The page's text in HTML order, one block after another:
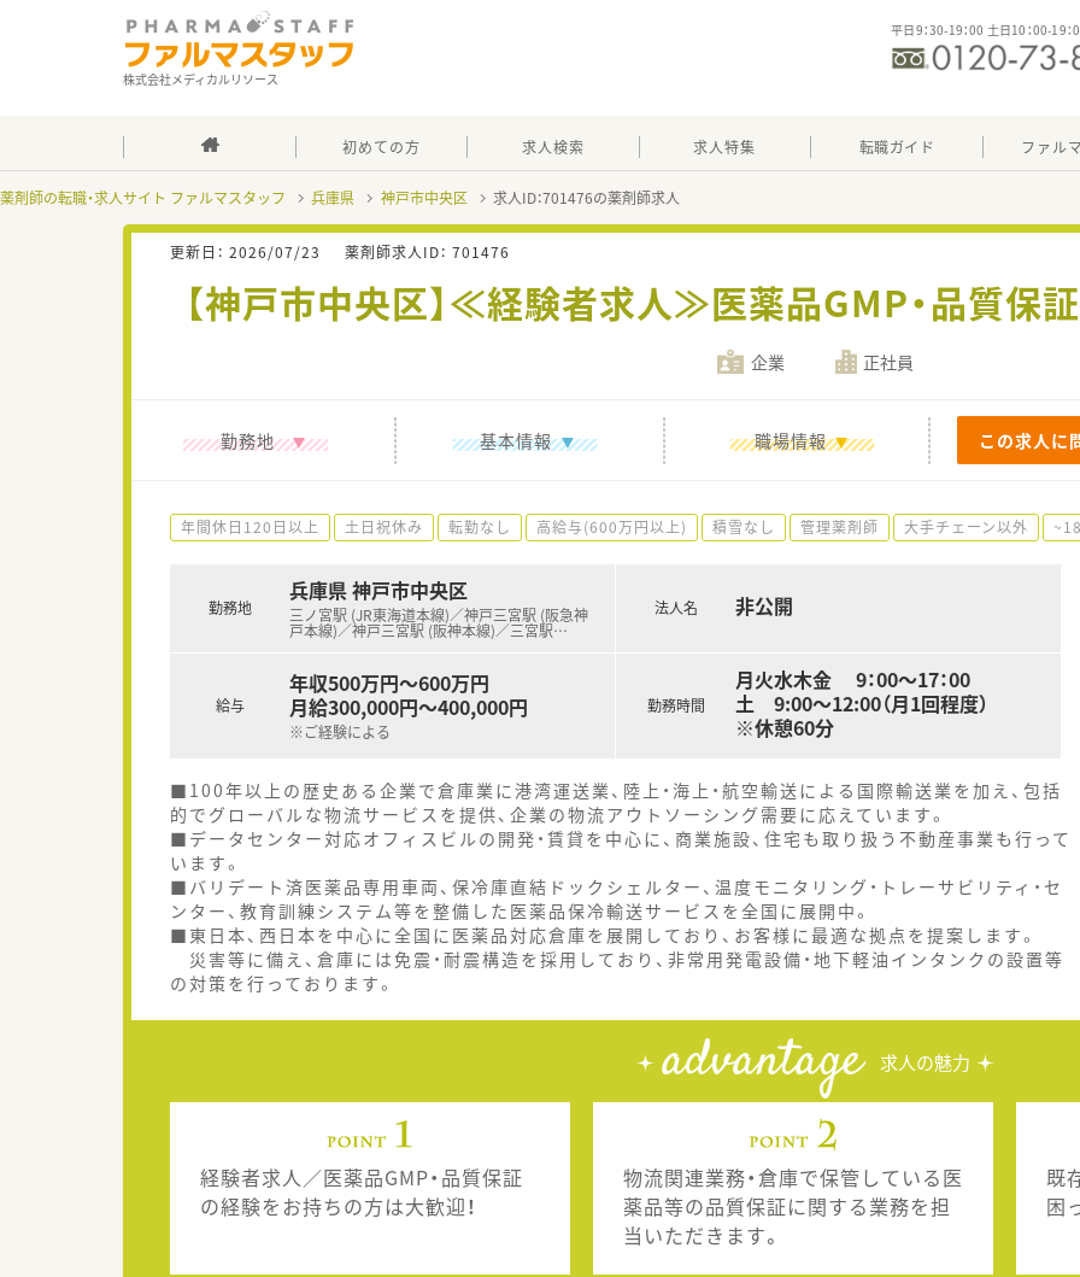
株式会社メディカルリソース
平日9：30-19：00 土日10：00-19
初めての方 求人検索 求人特集 転職ガイド ファル
薬剤師の転職・求人サイト ファルマスタッフ 兵庫県 神戸市中央区 求人ID：701476の薬剤師求人
更新日： 2026/07/23 薬剤師求人ID： 701476
【神戸市中央区】≪経験者求人≫医薬品GMP・品質保
企業 正社員
勤務地 基本情報 職場情報 この求人に
年間休日120日以上 土日祝休み 転勤なし 高給与(600万円以上) 積雪なし 管理薬剤師 大手チェーン以外
勤務地
兵庫県 神戸市中央区
三ノ宮駅 (JR東海道本線)／神戸三宮駅 (阪急神
戸本線)／神戸三宮駅 (阪神本線)／三宮駅…
給与
年収500万円～600万円
月給300,000円～400,000円
※ご経験による
法人名 非公開
勤務時間
月火水木金 9：00～17：00
土 9:00～12:00（月1回程度）
※休憩60分
■100年以上の歴史ある企業で倉庫業に港湾運送業、陸上・海上・航空輸送による国際輸送業を加え、包括
的でグローバルな物流サービスを提供、企業の物流アウトソーシング需要に応えています。
■データセンター対応オフィスビルの開発・賃貸を中心に、商業施設、住宅も取り扱う不動産事業も行って
います。
■バリデート済医薬品専用車両、保冷庫直結ドックシェルター、温度モニタリング・トレーサビリティ・セ
ンター、教育訓練システム等を整備した医薬品保冷輸送サービスを全国に展開中。
■東日本、西日本を中心に全国に医薬品対応倉庫を展開しており、お客様に最適な拠点を提案します。
災害等に備え、倉庫には免震・耐震構造を採用しており、非常用発電設備・地下軽油インタンクの設置等
の対策を行っております。
advantage 求人の魅力
経験者求人／医薬品GMP・品質保証
の経験をお持ちの方は大歓迎！
物流関連業務・倉庫で保管している医
薬品等の品質保証に関する業務を担
当いただきます。
既
困